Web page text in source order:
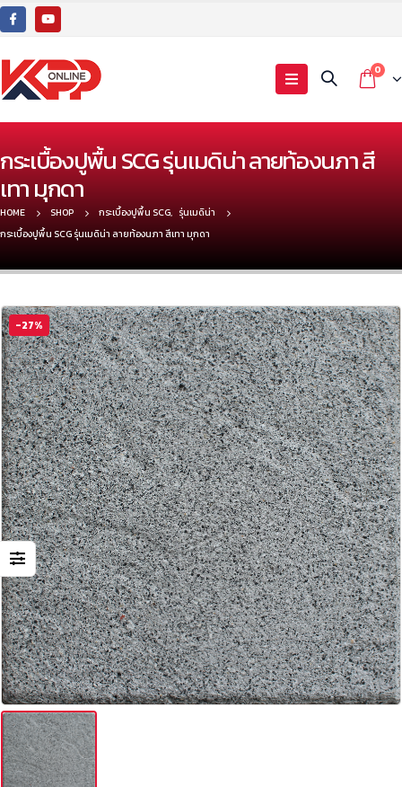
0
กระเบื้องปูพื้น SCG รุ่นเมดิน่า ลายท้องนภา สี
เทา มุกดา
HOME SHOP กระเบื้องปูพื้น SCG, รุ่นเมดิน่า
กระเบื้องปูพื้น SCG รุ่นเมดิน่า ลายท้องนภา สีเทา มุกดา
-27%